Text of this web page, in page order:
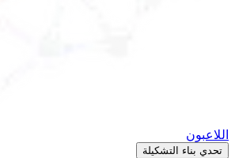
اللاعبون
تحدي بناء التشكيلة